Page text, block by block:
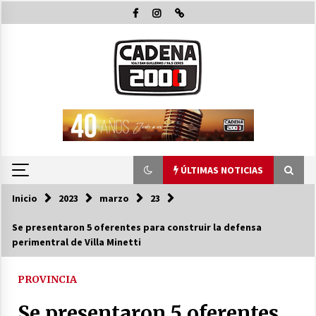
al
ÚLTIMAS NOTICIAS
ÚLTIMAS NOTICIAS
Pullaro y Michlig recorrieron y habiltaron
obras en C. Bossi y en 2 Rosas y La legua e
Inicio 2023 marzo 23
Se presentaron 5 oferentes para construir la defensa
perimentral de Villa Minetti
PROVINCIA